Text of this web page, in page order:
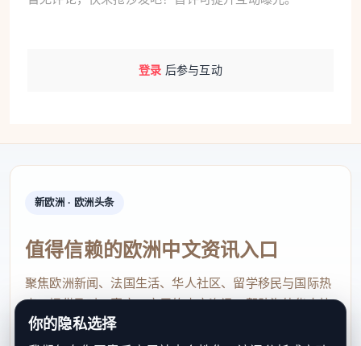
登录 后参与互动
新欧洲 · 欧洲头条
值得信赖的欧洲中文资讯入口
聚焦欧洲新闻、法国生活、华人社区、留学移民与国际热
点，提供及时、真实、实用的中文资讯，帮助海外华人快
速了解欧洲动态。
你的隐私选择